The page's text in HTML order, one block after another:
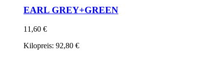
EARL GREY+GREEN
11,60 €
Kilopreis: 92,80 €